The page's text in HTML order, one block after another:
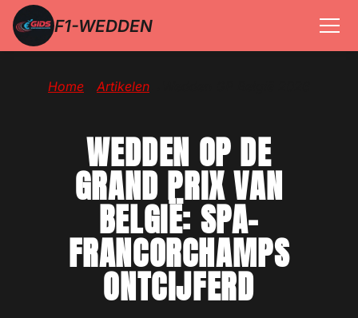
F1-WEDDEN
Home Artikelen
WEDDEN OP DE
GRAND PRIX VAN
BELGIË: SPA-
FRANCORCHAMPS
ONTCIJFERD